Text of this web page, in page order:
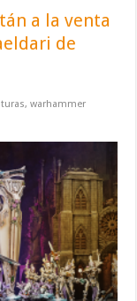
a la venta
de
,warhammer